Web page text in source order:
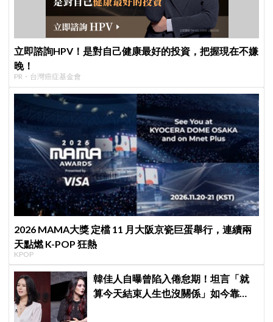
立即諮詢HPV！是對自己健康最好的投資，把握現在不嫌
晚！
PR・台灣癌症基金會
2026 MAMA大獎 定檔 11 月大阪京瓷巨蛋舉行，連續兩
天點燃 K-POP 狂熱
KPOP
韓佳人自曝曾陷入倦怠期！坦言「就
算今天結束人生也沒關係」如今靠